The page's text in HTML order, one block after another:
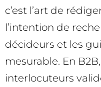
c’est l’art de
l’intention de
décideurs et les
mesurable. En
interlocuteurs